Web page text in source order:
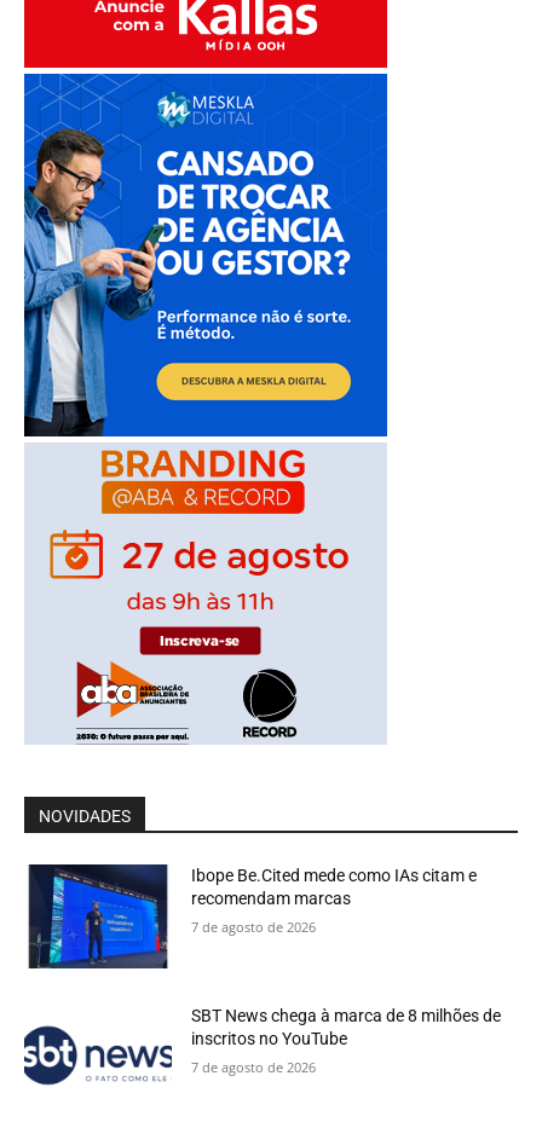
NOVIDADES
Ibope Be.Cited mede como IAs citam e
recomendam marcas
7 de agosto de 2026
SBT News chega à marca de 8 milhões de
inscritos no YouTube
7 de agosto de 2026